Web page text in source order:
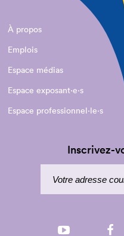
À propos
Emplois
Espace médias
Espace exposant·e⋅s
Espace professionnel·le⋅s
Inscrivez-